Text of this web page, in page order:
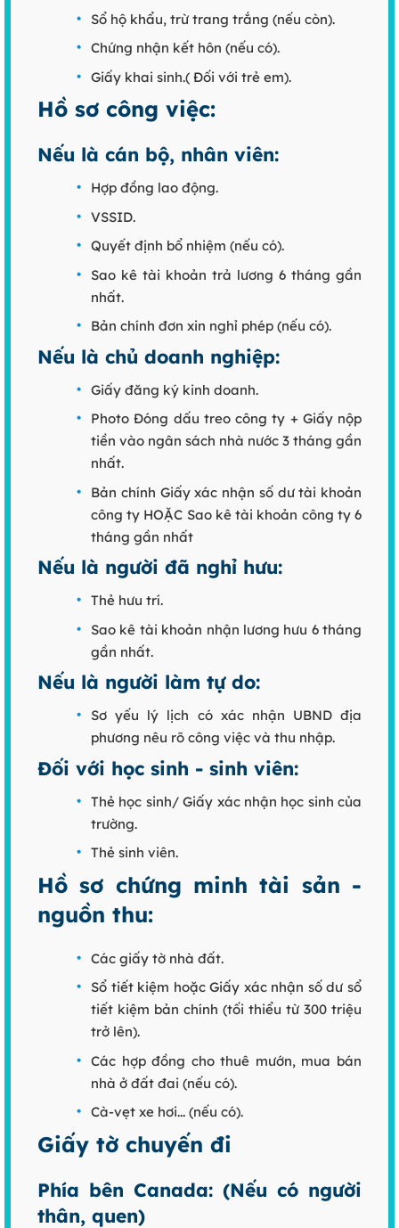
Sổ hộ khẩu, trừ trang trắng (nếu còn).
Chứng nhận kết hôn (nếu có).
Giấy khai sinh.( Đối với trẻ em).
Hồ sơ công việc:
Nếu là cán bộ, nhân viên:
Hợp đồng lao động.
VSSID.
Quyết định bổ nhiệm (nếu có).
Sao kê tài khoản trả lương 6 tháng gần
nhất.
Bản chính đơn xin nghỉ phép (nếu có).
Nếu là chủ doanh nghiệp:
Giấy đăng ký kinh doanh.
Photo Đóng dấu treo công ty + Giấy nộp
tiền vào ngân sách nhà nước 3 tháng gần
nhất.
Bản chính Giấy xác nhận số dư tài khoản
công ty HOẶC Sao kê tài khoản công ty 6
tháng gần nhất
Nếu là người đã nghỉ hưu:
Thẻ hưu trí.
Sao kê tài khoản nhận lương hưu 6 tháng
gần nhất.
Nếu là người làm tự do:
Sơ yếu lý lịch có xác nhận UBND địa
phương nêu rõ công việc và thu nhập.
Đối với học sinh - sinh viên:
Thẻ học sinh/ Giấy xác nhận học sinh của
trường.
Thẻ sinh viên.
Hồ sơ chứng minh tài sản -
nguồn thu:
Các giấy tờ nhà đất.
Sổ tiết kiệm hoặc Giấy xác nhận số dư sổ
tiết kiệm bản chính (tối thiểu từ 300 triệu
trở lên).
Các hợp đồng cho thuê mướn, mua bán
nhà ở đất đai (nếu có).
Cà-vẹt xe hơi... (nếu có).
Giấy tờ chuyến đi
Phía bên Canada: (Nếu có người
thân, quen)